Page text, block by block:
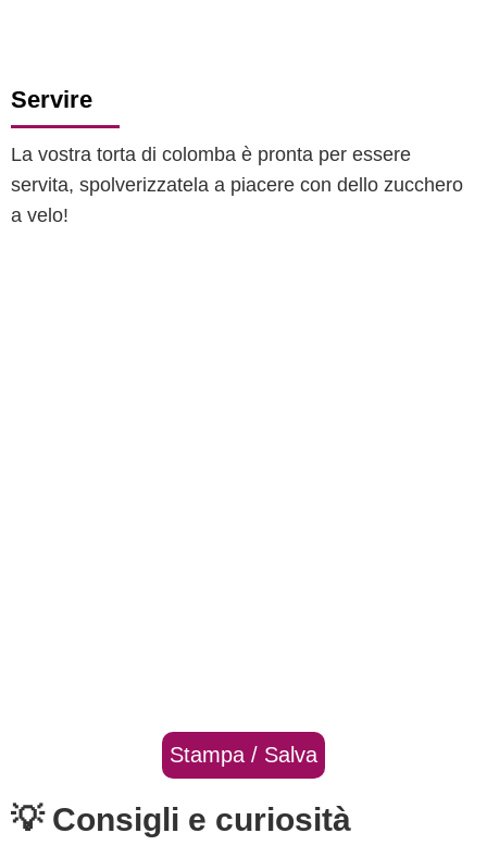
Servire
La vostra torta di colomba è pronta per essere
servita, spolverizzatela a piacere con dello zucchero
a velo!
Stampa / Salva
💡 Consigli e curiosità